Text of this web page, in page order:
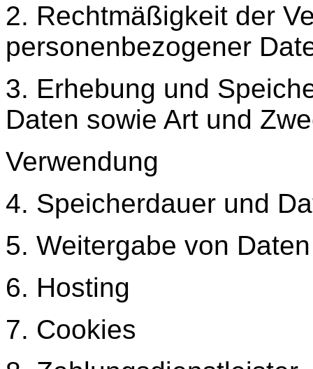
2. Rechtmäßigkeit der
personenbezogener
3. Erhebung und
Daten sowie Art und
Verwendung
4. Speicherdauer und
5. Weitergabe von
6. Hosting
7. Cookies